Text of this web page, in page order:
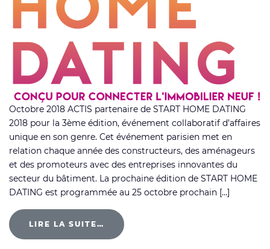
Octobre 2018 ACTIS partenaire de START HOME DATING
2018 pour la 3ème édition, événement collaboratif d’affaires
unique en son genre. Cet événement parisien met en
relation chaque année des constructeurs, des aménageurs
et des promoteurs avec des entreprises innovantes du
secteur du bâtiment. La prochaine édition de START HOME
DATING est programmée au 25 octobre prochain […]
LIRE LA SUITE…